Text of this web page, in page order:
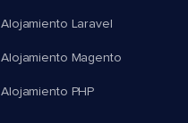
Alojamiento Laravel
Alojamiento Magento
Alojamiento PHP